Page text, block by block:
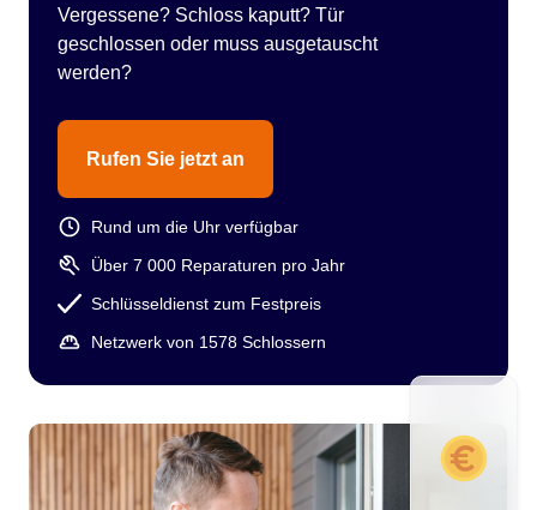
Vergessene? Schloss kaputt? Tür
geschlossen oder muss ausgetauscht
werden?
Rufen Sie jetzt an
Rund um die Uhr verfügbar
Über 7 000 Reparaturen pro Jahr
Schlüsseldienst zum Festpreis
Netzwerk von 1578 Schlossern